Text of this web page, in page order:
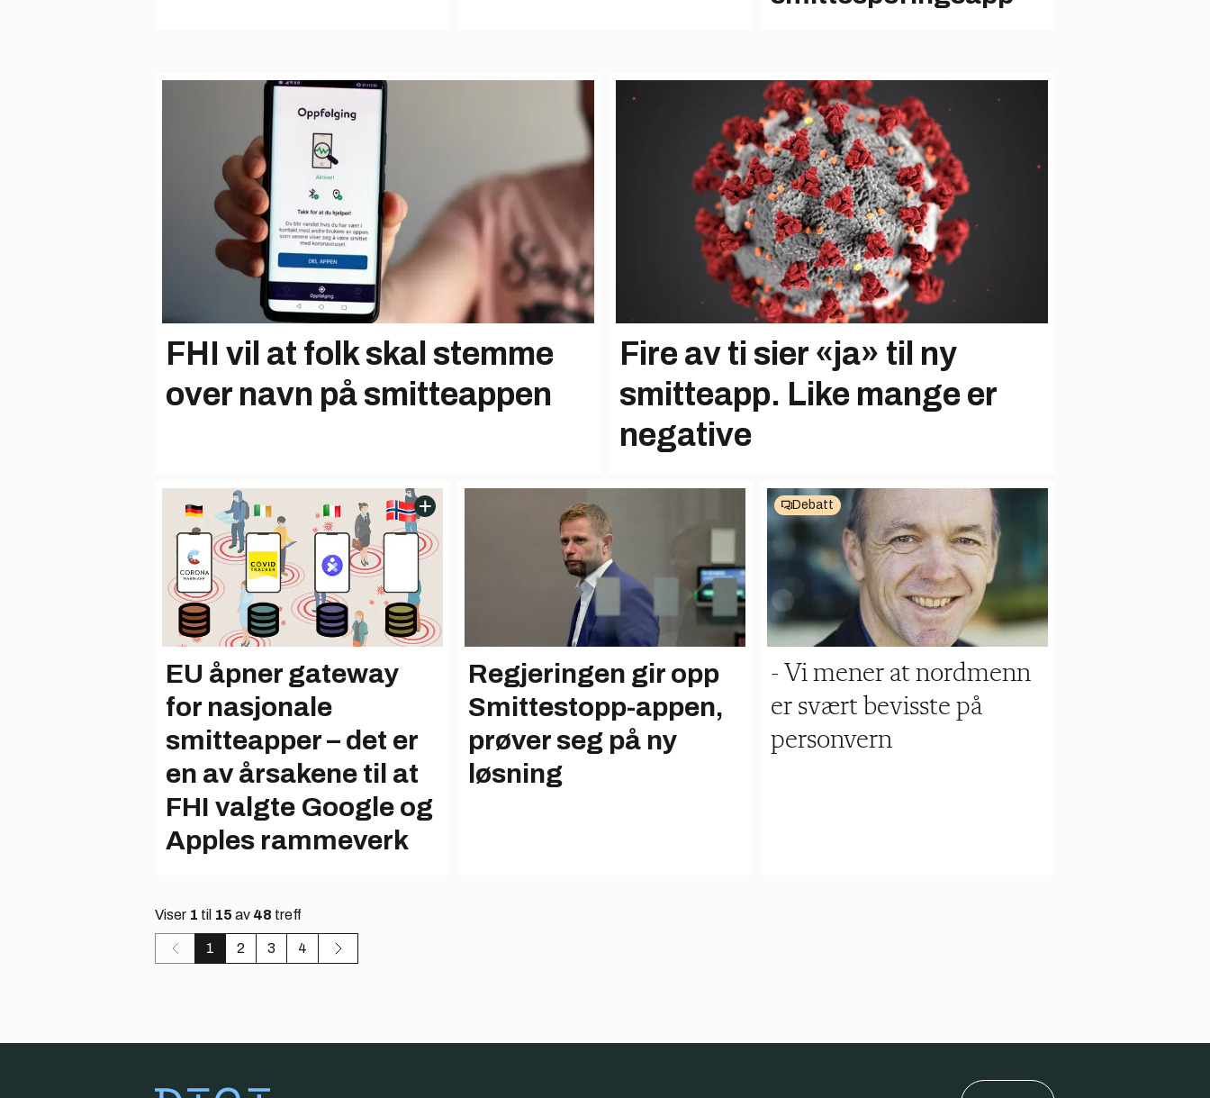
FHI vil at folk skal stemme
over navn på smitteappen
Fire av ti sier «ja» til ny
smitteapp. Like mange er
negative
EU åpner gateway
for nasjonale
smitteapper – det er
en av årsakene til at
FHI valgte Google og
Apples rammeverk
Regjeringen gir opp
Smittestopp-appen,
prøver seg på ny
løsning
Debatt
- Vi mener at nordmenn
er svært bevisste på
personvern
Viser 1 til 15 av 48 treff
1 2 3 4